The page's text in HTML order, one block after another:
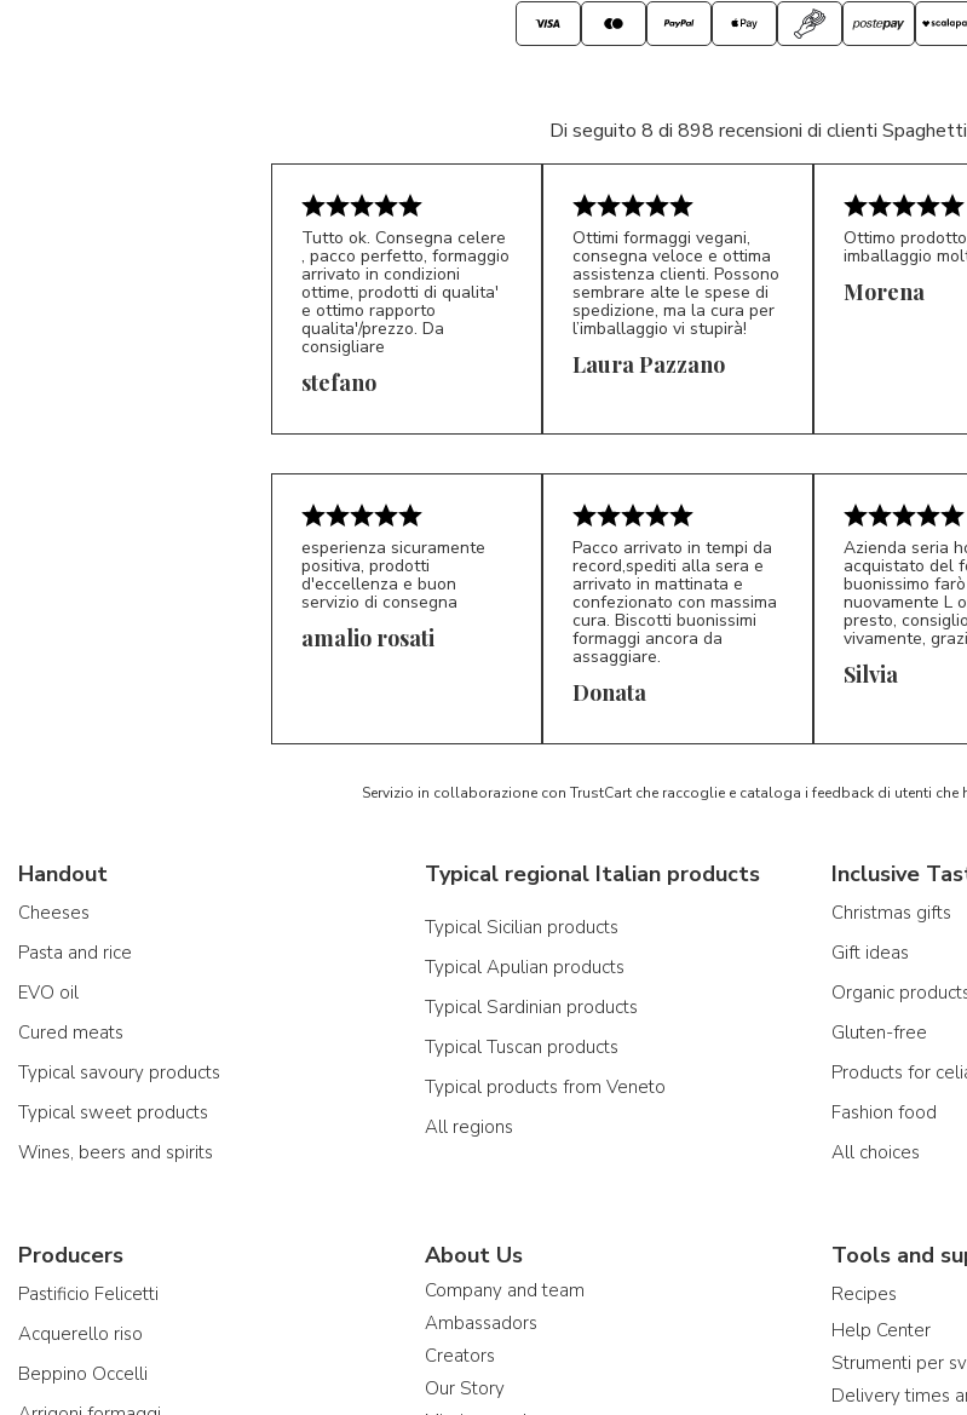
Di seguito 8 di 898 recensioni di clienti
S*
Tutto ok. Consegna celere
, pacco perfetto, formaggio
arrivato in condizioni
ottime, prodotti di qualita'
e ottimo rapporto
qualita'/prezzo. Da
consigliare
stefano LP 5/5
Ottimi formaggi vegani,
consegna veloce e ottima
assistenza clienti. Possono
sembrare alte le spese di
spedizione, ma la cura per
l’imballaggio vi stupirà!
Laura Pazzano
Ottimo
imballaggio
Morena
esperienza sicuramente
positiva, prodotti
d'eccellenza e buon
servizio di consegna
amalio rosati
D*
Pacco arrivato in tempi da
record,spediti alla sera e
arrivato in mattinata e
confezionato con massima
cura. Biscotti buonissimi
formaggi ancora da
assaggiare.
Donata S*
Azienda seria
acquistato del
buonissimo farò
nuovamente L
presto, consiglio
vivamente,
Silvia
Servizio in collaborazione con TrustCart che raccoglie e cataloga i feedback di utenti
Handout
Cheeses
Pasta and rice
EVO oil
Cured meats
Typical savoury products
Typical sweet products
Wines, beers and spirits
Typical regional Italian products
Typical Sicilian products
Typical Apulian products
Typical Sardinian products
Typical Tuscan products
Typical products from Veneto
All regions
Inclusive
Christmas gifts
Gift ideas
Organic
Gluten-free
Products for
Fashion food
All choices
Producers
Pastificio Felicetti
Acquerello riso
Beppino Occelli
About Us
Company and team
Ambassadors
Creators
Our Story
Tools and
Recipes
Help Center
Strumenti per
Delivery times